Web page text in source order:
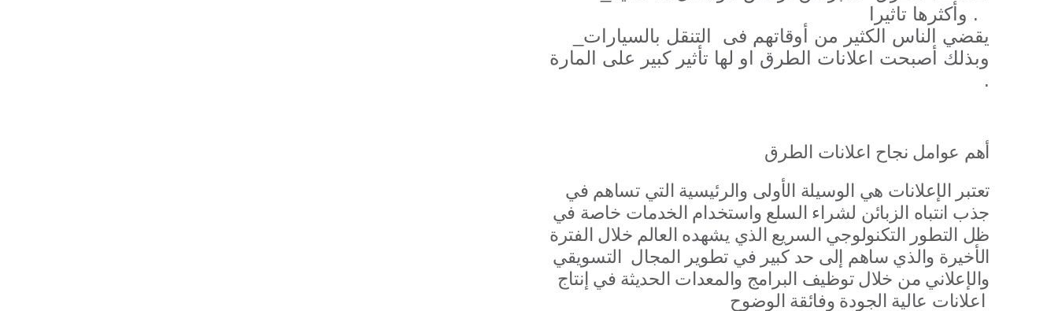
وأكثرها تاثيرا .
وبذلك أصبحت اعلانات الطرق او لها تأثير كبير على المارة
.
أهم عوامل نجاح اعلانات الطرق
تعتبر الإعلانات هي الوسيلة الأولى والرئيسية التي تساهم في
جذب انتباه الزبائن لشراء السلع واستخدام الخدمات خاصة في
ظل التطور التكنولوجي السريع الذي يشهده العالم خلال الفترة
الأخيرة والذي ساهم إلى حد كبير في تطوير المجال التسويقي
والإعلاني من خلال توظيف البرامج والمعدات الحديثة في إنتاج